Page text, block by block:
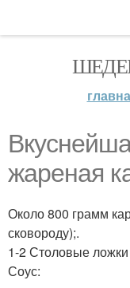
жареная
Около 800 грамм
сковороду);.
1-2 Столовые ложки
Соус: